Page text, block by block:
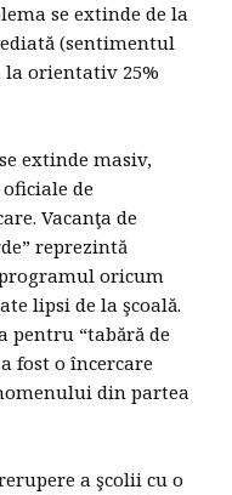
se extinde de la
(sentimentul
orientativ 25%
extinde masiv,
de
Vacanţa de
reprezintă
oricum
lipsi de la şcoală.
pentru “tabără de
fost o încercare
din partea
a şcolii cu o